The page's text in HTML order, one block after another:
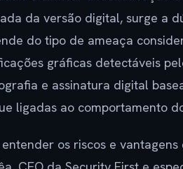
da versão digital, surge a
do tipo de ameaça
gráficas detectáveis
e assinatura digital
ligadas ao comportamento
entender os riscos e